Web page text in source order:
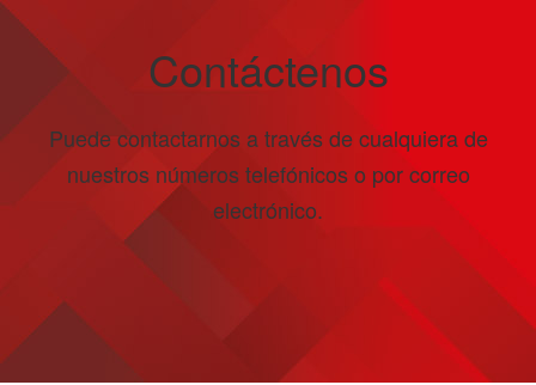
Contáctenos
Puede contactarnos a través de cualquiera de
nuestros números telefónicos o por correo
electrónico.